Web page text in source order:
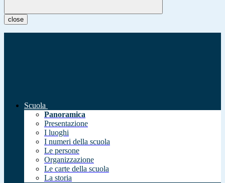
close
Scuola
Panoramica
Presentazione
I luoghi
I numeri della scuola
Le persone
Organizzazione
Le carte della scuola
La storia